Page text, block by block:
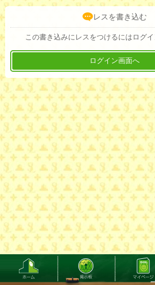
レスを書き込む
この書き込みにレスをつけるにはログイ
ログイン画面へ